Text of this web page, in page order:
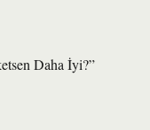
Daha İyi?”